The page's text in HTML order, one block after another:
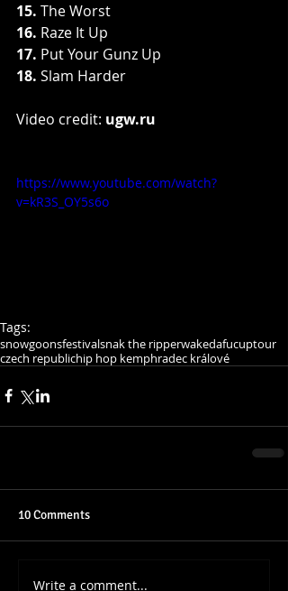
15. The Worst
16. Raze It Up
17. Put Your Gunz Up
18. Slam Harder
Video credit: ugw.ru
https://www.youtube.com/watch?
v=kR3S_OY5s6o
Tags:
snowgoonsfestivalsnak the ripperwakedafucuptour
czech republichip hop kemphradec králové
10 Comments
Write a comment...